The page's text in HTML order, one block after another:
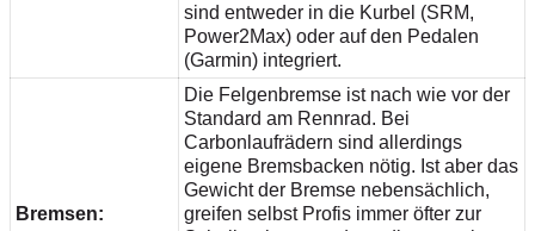
sind entweder in die Kurbel (SRM,
Power2Max) oder auf den Pedalen
(Garmin) integriert.
Bremsen:
Die Felgenbremse ist nach wie vor der
Standard am Rennrad. Bei
Carbonlaufrädern sind allerdings
eigene Bremsbacken nötig. Ist aber das
Gewicht der Bremse nebensächlich,
greifen selbst Profis immer öfter zur